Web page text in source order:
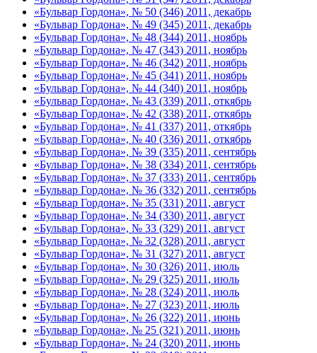
«Бульвар Гордона», № 50 (346) 2011, декабрь
«Бульвар Гордона», № 49 (345) 2011, декабрь
«Бульвар Гордона», № 48 (344) 2011, ноябрь
«Бульвар Гордона», № 47 (343) 2011, ноябрь
«Бульвар Гордона», № 46 (342) 2011, ноябрь
«Бульвар Гордона», № 45 (341) 2011, ноябрь
«Бульвар Гордона», № 44 (340) 2011, ноябрь
«Бульвар Гордона», № 43 (339) 2011, откябрь
«Бульвар Гордона», № 42 (338) 2011, откябрь
«Бульвар Гордона», № 41 (337) 2011, откябрь
«Бульвар Гордона», № 40 (336) 2011, откябрь
«Бульвар Гордона», № 39 (335) 2011, сентябрь
«Бульвар Гордона», № 38 (334) 2011, сентябрь
«Бульвар Гордона», № 37 (333) 2011, сентябрь
«Бульвар Гордона», № 36 (332) 2011, сентябрь
«Бульвар Гордона», № 35 (331) 2011, август
«Бульвар Гордона», № 34 (330) 2011, август
«Бульвар Гордона», № 33 (329) 2011, август
«Бульвар Гордона», № 32 (328) 2011, август
«Бульвар Гордона», № 31 (327) 2011, август
«Бульвар Гордона», № 30 (326) 2011, июль
«Бульвар Гордона», № 29 (325) 2011, июль
«Бульвар Гордона», № 28 (324) 2011, июль
«Бульвар Гордона», № 27 (323) 2011, июль
«Бульвар Гордона», № 26 (322) 2011, июнь
«Бульвар Гордона», № 25 (321) 2011, июнь
«Бульвар Гордона», № 24 (320) 2011, июнь